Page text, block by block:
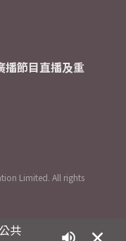
共
播節目直播及重
Limited. All rights